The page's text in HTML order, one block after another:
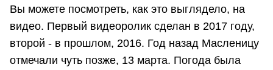
Вы можете посмотреть, как это выглядело, на
видео. Первый видеоролик сделан в 2017 году,
второй - в прошлом, 2016. Год назад Масленицу
отмечали чуть позже, 13 марта. Погода была